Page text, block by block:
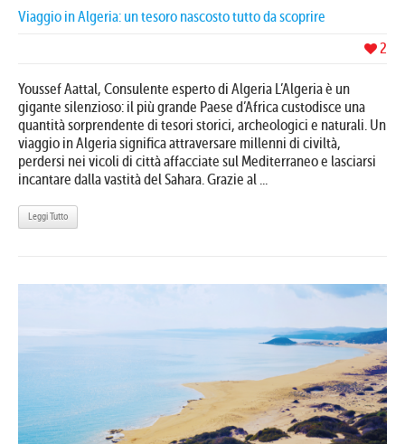
Viaggio in Algeria: un tesoro nascosto tutto da scoprire
2
Youssef Aattal, Consulente esperto di Algeria L’Algeria è un
gigante silenzioso: il più grande Paese d’Africa custodisce una
quantità sorprendente di tesori storici, archeologici e naturali. Un
viaggio in Algeria significa attraversare millenni di civiltà,
perdersi nei vicoli di città affacciate sul Mediterraneo e lasciarsi
incantare dalla vastità del Sahara. Grazie al ...
Leggi Tutto